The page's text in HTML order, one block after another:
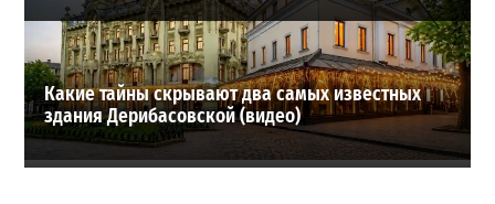
Какие тайны скрывают два самых известных
здания Дерибасовской (видео)